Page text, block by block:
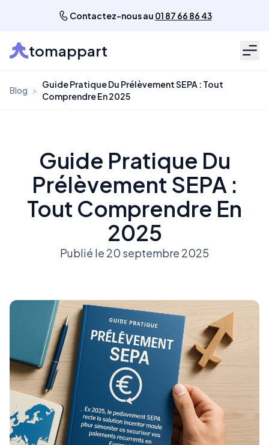
Contactez-nous au 01 87 66 86 43
tomappart
Blog >
Guide Pratique Du Prélèvement SEPA : Tout
Comprendre En 2025
Guide Pratique Du
Prélèvement SEPA :
Tout Comprendre En
2025
Publié le 20 septembre 2025